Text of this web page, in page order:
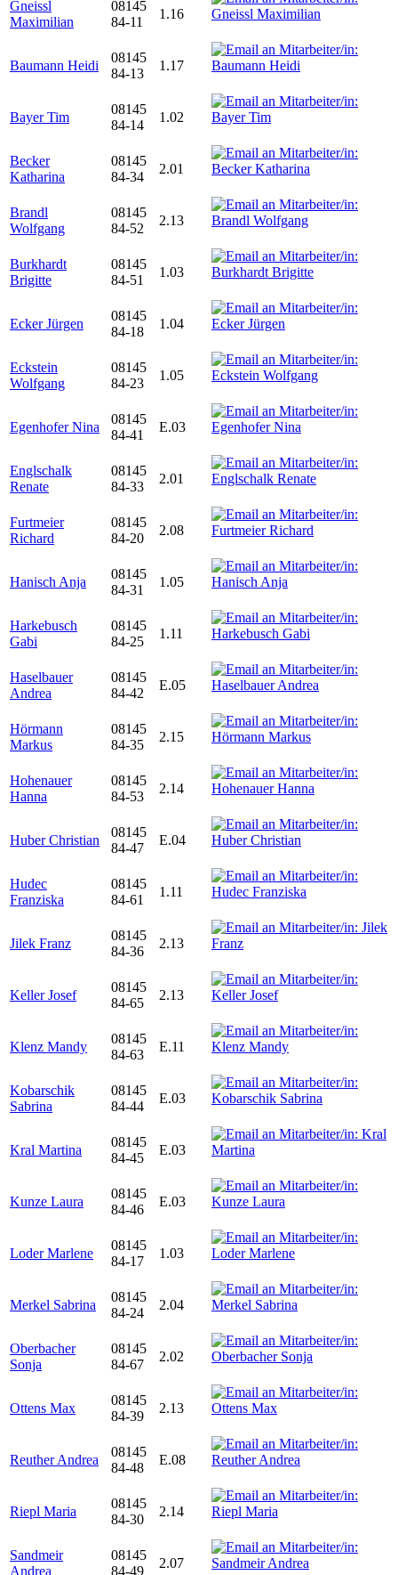
Gneissl
Maximilian
08145
84-11
1.16
Baumann Heidi
08145
84-13
1.17
Bayer Tim
08145
84-14
1.02
Becker
Katharina
08145
84-34
2.01
Brandl
Wolfgang
08145
84-52
2.13
Burkhardt
Brigitte
08145
84-51
1.03
Ecker Jürgen
08145
84-18
1.04
Eckstein
Wolfgang
08145
84-23
1.05
Egenhofer Nina
08145
84-41
E.03
Englschalk
Renate
08145
84-33
2.01
Furtmeier
Richard
08145
84-20
2.08
Hanisch Anja
08145
84-31
1.05
Harkebusch
Gabi
08145
84-25
1.11
Haselbauer
Andrea
08145
84-42
E.05
Hörmann
Markus
08145
84-35
2.15
Hohenauer
Hanna
08145
84-53
2.14
Huber Christian
08145
84-47
E.04
Hudec
Franziska
08145
84-61
1.11
Jilek Franz
08145
84-36
2.13
Keller Josef
08145
84-65
2.13
Klenz Mandy
08145
84-63
E.11
Kobarschik
Sabrina
08145
84-44
E.03
Kral Martina
08145
84-45
E.03
Kunze Laura
08145
84-46
E.03
Loder Marlene
08145
84-17
1.03
Merkel Sabrina
08145
84-24
2.04
Oberbacher
Sonja
08145
84-67
2.02
Ottens Max
08145
84-39
2.13
Reuther Andrea
08145
84-48
E.08
Riepl Maria
08145
84-30
2.14
Sandmeir
Andrea
08145
84-49
2.07